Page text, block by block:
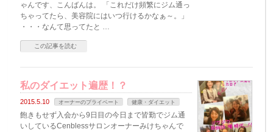
ゃんです、こんばんは。 「これだけ頻繁にジム通っ
ちゃってたら、美容院にはいつ行けるかなぁ～。」
・・・なんて思ってたと …
この記事を読む
私のダイエット遍歴！？
2015.5.10 オーナーのプライベート 健康・ダイエット
飽きもせず入会から9日目の今日まで皆勤でジム通
いしているCenblessサロンオーナーみけちゃんで